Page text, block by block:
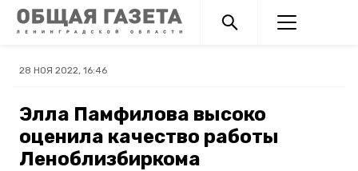
28 НОЯ 2022, 16:46
Элла Памфилова высоко
оценила качество работы
Леноблизбиркома